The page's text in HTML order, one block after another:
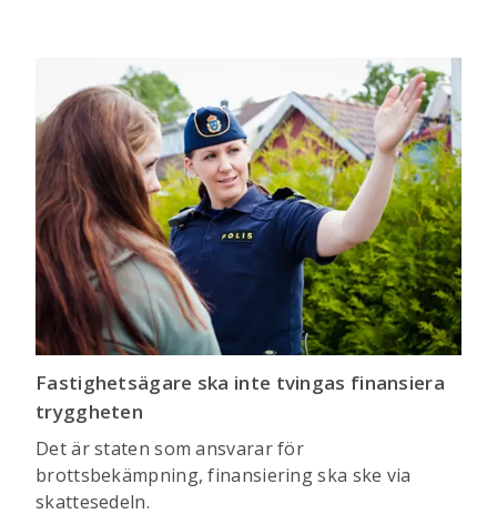
Fastighetsägare ska inte tvingas finansiera
tryggheten
Det är staten som ansvarar för
brottsbekämpning, finansiering ska ske via
skattesedeln.